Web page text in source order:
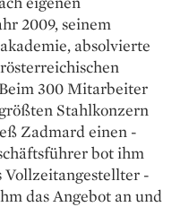
2009, seinem
absolvierte
300 Mitarbeiter
Stahlkonzern
Zadmard einen
bot ihm
Vollzeitangestellter
das Angebot an und